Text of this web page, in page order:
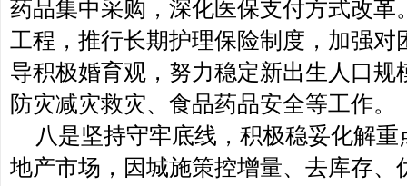
药品集中采购，深化医保支付方式改革
工程，推行长期护理保险制度，加强对
导积极婚育观，努力稳定新出生人口规
防灾减灾救灾、食品药品安全等工作。
八是坚持守牢底线，积极稳妥化解
地产市场，因城施策控增量、去库存、